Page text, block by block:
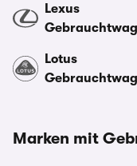
Lexus
Lotus
Marken mit